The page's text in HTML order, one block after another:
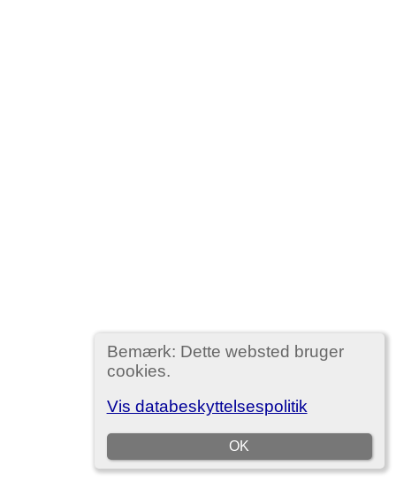
Bemærk: Dette websted bruger
cookies.
Vis databeskyttelsespolitik
OK